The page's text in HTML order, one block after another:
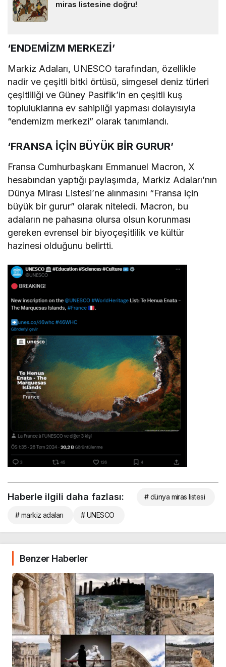
miras listesine doğru!
‘ENDEMİZM MERKEZİ’
Markiz Adaları, UNESCO tarafından, özellikle
nadir ve çeşitli bitki örtüsü, simgesel deniz türleri
çeşitliliği ve Güney Pasifik’in en çeşitli kuş
topluluklarına ev sahipliği yapması dolayısıyla
“endemizm merkezi” olarak tanımlandı.
‘FRANSA İÇİN BÜYÜK BİR GURUR’
Fransa Cumhurbaşkanı Emmanuel Macron, X
hesabından yaptığı paylaşımda, Markiz Adaları’nın
Dünya Mirası Listesi’ne alınmasını “Fransa için
büyük bir gurur” olarak niteledi. Macron, bu
adaların ne pahasına olursa olsun korunması
gereken evrensel bir biyoçeşitlilik ve kültür
hazinesi olduğunu belirtti.
Haberle ilgili daha fazlası: # dünya miras listesi
# markiz adaları # UNESCO
Benzer Haberler